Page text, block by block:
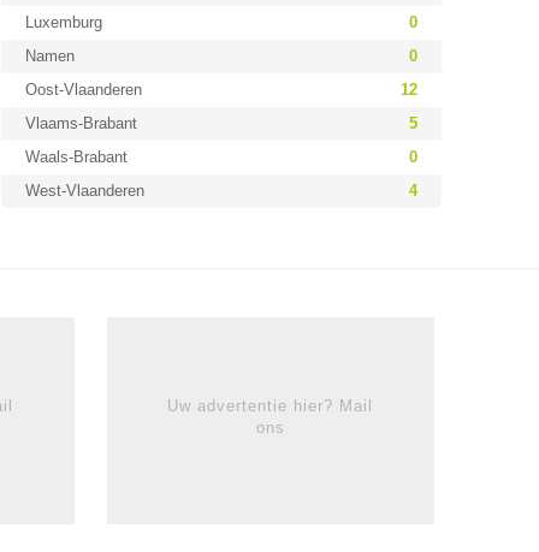
Luxemburg
0
Namen
0
Oost-Vlaanderen
12
Vlaams-Brabant
5
Waals-Brabant
0
West-Vlaanderen
4
Uw advertentie hier? Mail
ons